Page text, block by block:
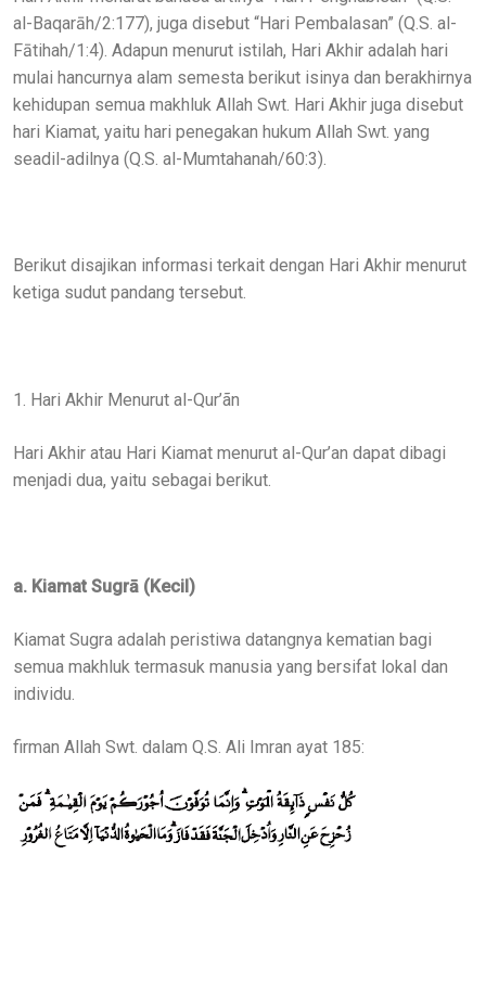
al-Baqarāh/2:177), juga disebut “Hari Pembalasan” (Q.S. al-
Fātihah/1:4). Adapun menurut istilah, Hari Akhir adalah hari
mulai hancurnya alam semesta berikut isinya dan berakhirnya
kehidupan semua makhluk Allah Swt. Hari Akhir juga disebut
hari Kiamat, yaitu hari penegakan hukum Allah Swt. yang
seadil-adilnya (Q.S. al-Mumtahanah/60:3).
Berikut disajikan informasi terkait dengan Hari Akhir menurut
ketiga sudut pandang tersebut.
1. Hari Akhir Menurut al-Qur’ãn
Hari Akhir atau Hari Kiamat menurut al-Qur’an dapat dibagi
menjadi dua, yaitu sebagai berikut.
a. Kiamat Sugrā (Kecil)
Kiamat Sugra adalah peristiwa datangnya kematian bagi
semua makhluk termasuk manusia yang bersifat lokal dan
individu.
firman Allah Swt. dalam Q.S. Ali Imran ayat 185: